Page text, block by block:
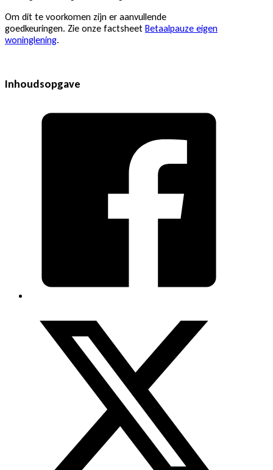
Om dit te voorkomen zijn er aanvullende
goedkeuringen. Zie onze factsheet Betaalpauze eigen
woninglening.
Inhoudsopgave